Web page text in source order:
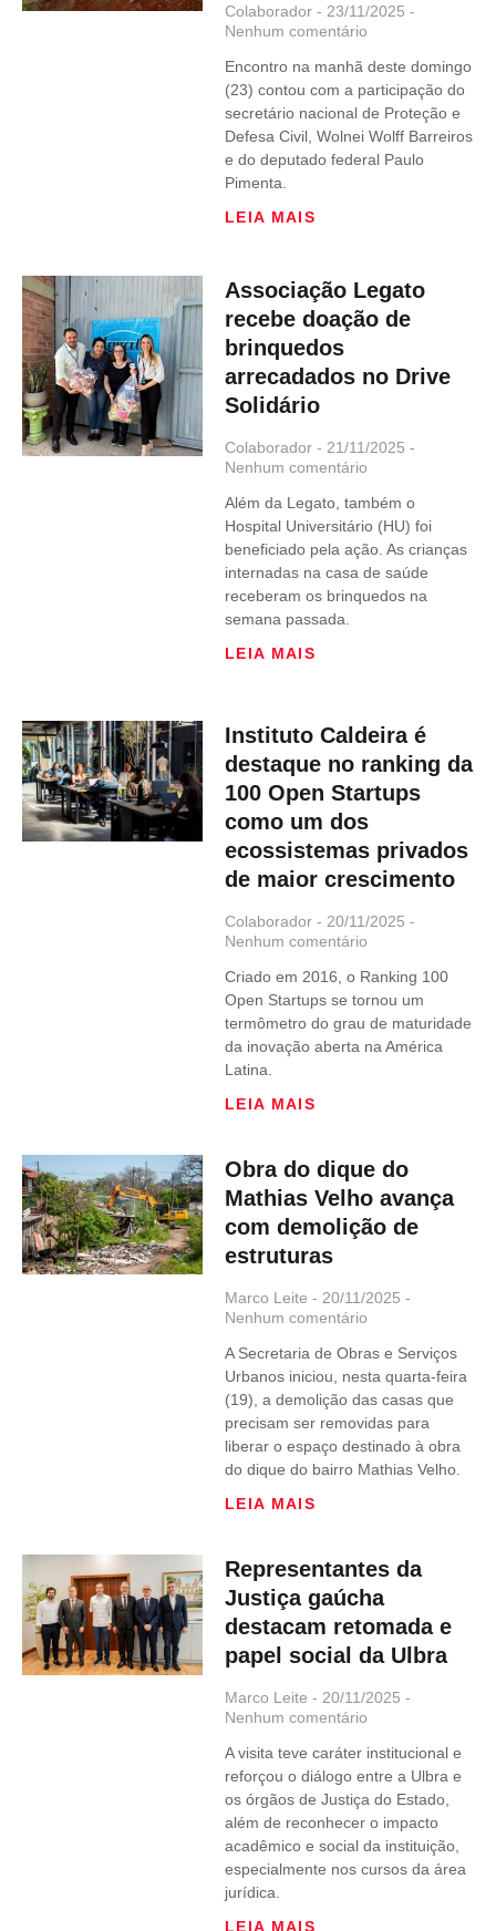
Colaborador
23/11/2025
Nenhum comentário
Encontro na manhã deste domingo
(23) contou com a participação do
secretário nacional de Proteção e
Defesa Civil, Wolnei Wolff Barreiros
e do deputado federal Paulo
Pimenta.
LEIA MAIS
Associação Legato
recebe doação de
brinquedos
arrecadados no Drive
Solidário
Colaborador
21/11/2025
Nenhum comentário
Além da Legato, também o
Hospital Universitário (HU) foi
beneficiado pela ação. As crianças
internadas na casa de saúde
receberam os brinquedos na
semana passada.
LEIA MAIS
Instituto Caldeira é
destaque no ranking da
100 Open Startups
como um dos
ecossistemas privados
de maior crescimento
Colaborador
20/11/2025
Nenhum comentário
Criado em 2016, o Ranking 100
Open Startups se tornou um
termômetro do grau de maturidade
da inovação aberta na América
Latina.
LEIA MAIS
Obra do dique do
Mathias Velho avança
com demolição de
estruturas
Marco Leite
20/11/2025
Nenhum comentário
A Secretaria de Obras e Serviços
Urbanos iniciou, nesta quarta-feira
(19), a demolição das casas que
precisam ser removidas para
liberar o espaço destinado à obra
do dique do bairro Mathias Velho.
LEIA MAIS
Representantes da
Justiça gaúcha
destacam retomada e
papel social da Ulbra
Marco Leite
20/11/2025
Nenhum comentário
A visita teve caráter institucional e
reforçou o diálogo entre a Ulbra e
os órgãos de Justiça do Estado,
além de reconhecer o impacto
acadêmico e social da instituição,
especialmente nos cursos da área
jurídica.
LEIA MAIS